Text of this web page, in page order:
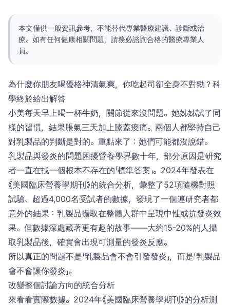
本文僅供一般資訊參考，不能替代專業醫療建議、診斷或治
療。如有任何健康相關問題，請務必諮詢合格的醫療專業人
員。
為什麼你朋友喝優格神清氣爽，你吃起司卻全身不對勁？科
學終於給出解答
小美每天早上喝一杯牛奶，關節從來沒問題。她姊姊試了同
樣的習慣，結果脹氣三天加上膝蓋痠痛。兩個人都堅持自己
對乳製品的判斷是對的。重點來了：她們可能都沒說錯。
乳製品與發炎的問題困擾營養學界數十年，部分原因是研究
者一直在找一個根本不存在的「標準答案」。2024年發表在
《美國臨床營養學期刊》的統合分析，彙整了52項隨機對照
試驗、超過4,000名受試者的數據，發現了一個連研究者都
意外的結果：乳製品攝取在整體人群中呈現中性或抗發炎效
果。但數據深處藏著更有趣的故事——大約15-20%的人攝
取乳製品後，確實會出現可測量的發炎反應。
所以真正的問題不是「乳製品會不會引發發炎」，而是「乳製品
會不會讓你發炎」。
改變整個討論方向的統合分析
來看看實際數據。2024年《美國臨床營養學期刊》的分析測